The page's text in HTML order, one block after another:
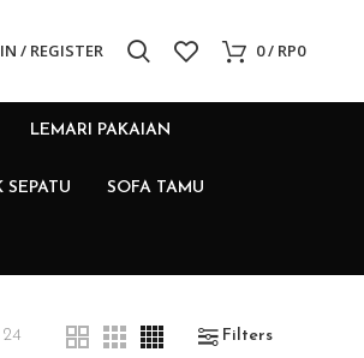
/ REGISTER 0/ RP0
LEMARI PAKAIAN
SEPATU SOFA TAMU
24 Filters